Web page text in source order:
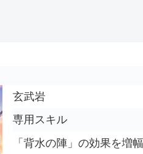
玄武岩
専用スキル
「 背水の陣 」の効果を増幅